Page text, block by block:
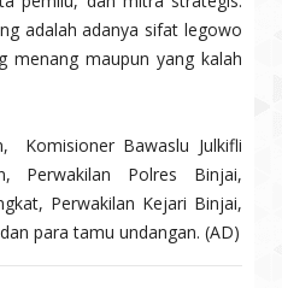
adalah adanya sifat legowo
menang maupun yang kalah
Komisioner Bawaslu Julkifli
Perwakilan Polres Binjai,
Perwakilan Kejari Binjai,
para tamu undangan. (AD)